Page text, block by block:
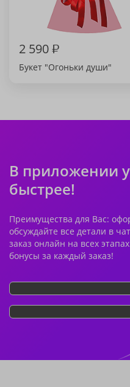
2 590₽
Букет "Огоньки души"
В приложении
быстрее!
Преимущества для Вас:
обсуждайте все детали в
заказ онлайн на всех
бонусы за каждый заказ!